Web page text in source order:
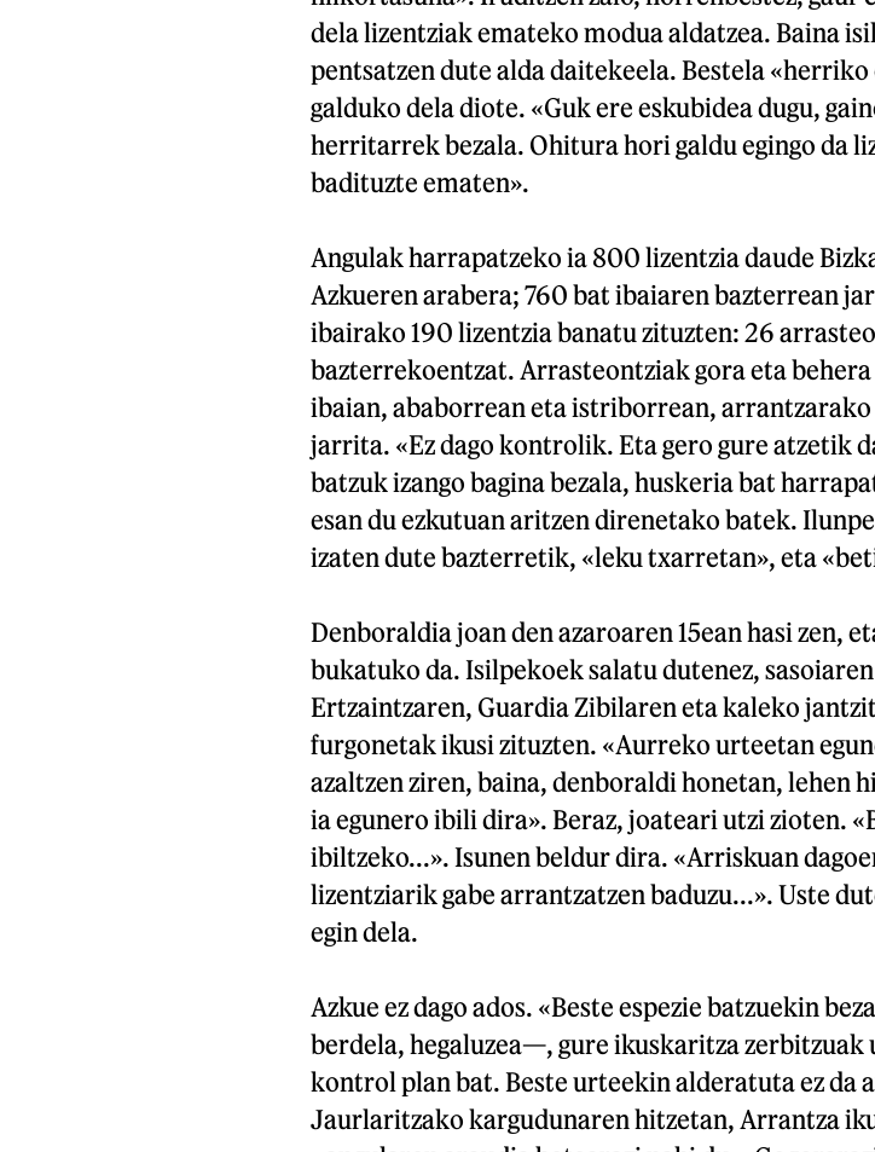
dela lizentziak emateko modua aldatzea. Baina
pentsatzen dute alda daitekeela. Bestela
galduko dela diote. «Guk ere eskubidea dugu,
herritarrek bezala. Ohitura hori galdu egingo da
badituzte ematen».
Angulak harrapatzeko ia 800 lizentzia daude
Azkueren arabera; 760 bat ibaiaren bazterrean
ibairako 190 lizentzia banatu zituzten: 26
bazterrekoentzat. Arrasteontziak gora eta
ibaian, ababorrean eta istriborrean, arrantzarako
jarrita. «Ez dago kontrolik. Eta gero gure atzetik
batzuk izango bagina bezala, huskeria bat
esan du ezkutuan aritzen direnetako batek.
izaten dute bazterretik, «leku txarretan», eta
Denboraldia joan den azaroaren 15ean hasi zen,
bukatuko da. Isilpekoek salatu dutenez,
Ertzaintzaren, Guardia Zibilaren eta kaleko
furgonetak ikusi zituzten. «Aurreko urteetan
azaltzen ziren, baina, denboraldi honetan, lehen
ia egunero ibili dira». Beraz, joateari utzi zioten.
ibiltzeko...». Isunen beldur dira. «Arriskuan
lizentziarik gabe arrantzatzen baduzu...». Uste
egin dela.
Azkue ez dago ados. «Beste espezie batzuekin
berdela, hegaluzea—, gure ikuskaritza zerbitzuak
kontrol plan bat. Beste urteekin alderatuta ez da
Jaurlaritzako kargudunaren hitzetan, Arrantza